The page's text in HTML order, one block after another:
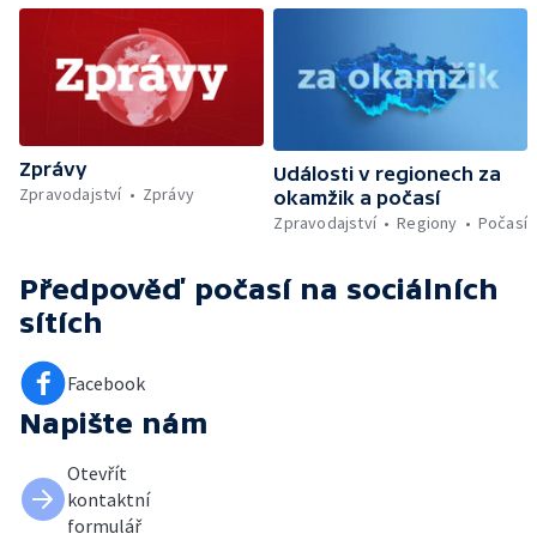
Zprávy
Zpravodajství
Zprávy
Události v regionech za
okamžik a počasí
Zpravodajství
Regiony Počasí
Předpověď počasí na sociálních
sítích
Facebook
Napište nám
Otevřít
kontaktní
formulář